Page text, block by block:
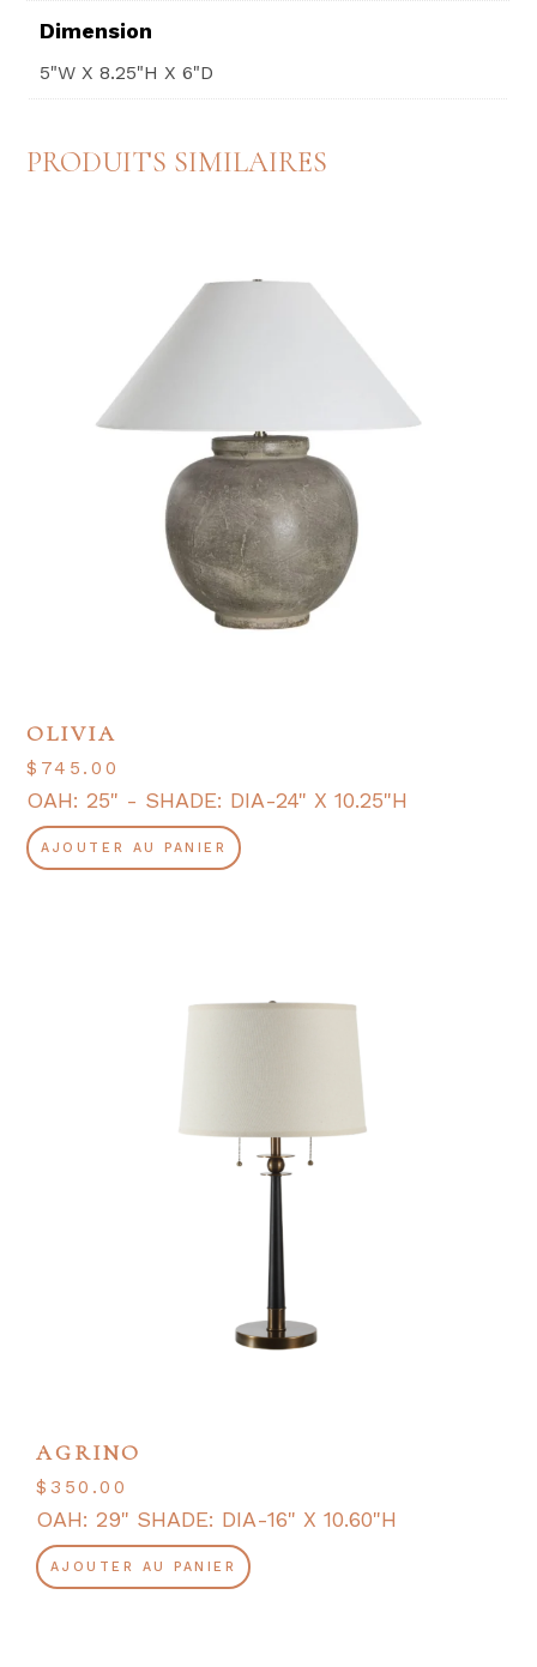
Dimension
5"W X 8.25"H X 6"D
PRODUITS SIMILAIRES
OLIVIA
$ 745.00
OAH: 25" - SHADE: DIA-24" X 10.25"H
AJOUTER AU PANIER
AGRINO
$350.00
OAH: 29" SHADE: DIA-16" X 10.60"H
AJOUTER AU PANIER